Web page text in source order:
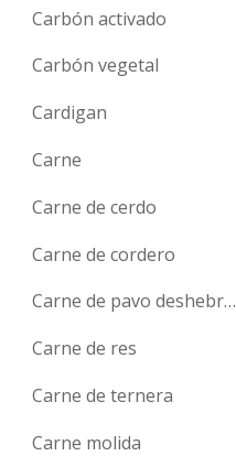
Carbón activado
Carbón vegetal
Cardigan
Carne
Carne de cerdo
Carne de cordero
Carne de pavo deshebrada
Carne de res
Carne de ternera
Carne molida